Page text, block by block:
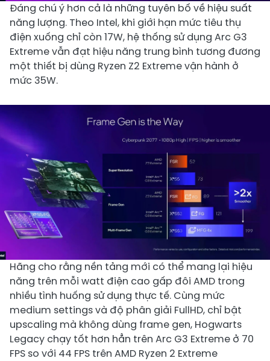
Đáng chú ý hơn cả là những tuyên bố về hiệu suất
năng lượng. Theo Intel, khi giới hạn mức tiêu thụ
điện xuống chỉ còn 17W, hệ thống sử dụng Arc G3
Extreme vẫn đạt hiệu năng trung bình tương đương
một thiết bị dùng Ryzen Z2 Extreme vận hành ở
mức 35W.
Hãng cho rằng nền tảng mới có thể mang lại hiệu
năng trên mỗi watt điện cao gấp đôi AMD trong
nhiều tình huống sử dụng thực tế. Cùng mức
medium settings và độ phân giải FullHD, chỉ bật
upscaling mà không dùng frame gen, Hogwarts
Legacy chạy tốt hơn hẳn trên Arc G3 Extreme ở 70
FPS so với 44 FPS trên AMD Ryzen 2 Extreme